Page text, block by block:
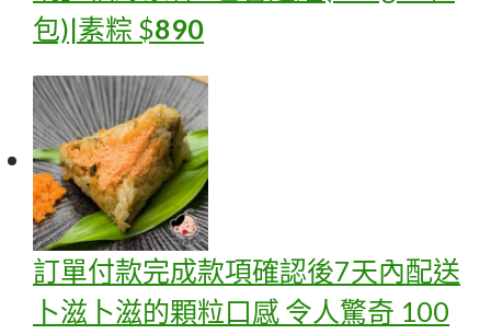
包)|素粽 $890
訂單付款完成款項確認後7天內配送
卜滋卜滋的顆粒口感 令人驚奇 100